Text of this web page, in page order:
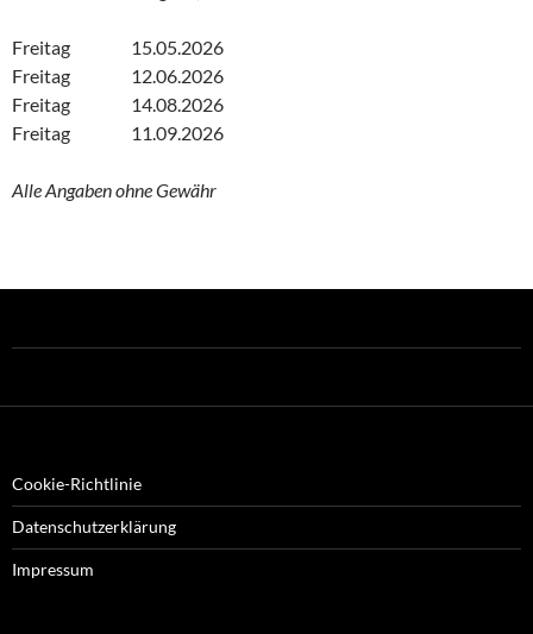
Freitag 15.05.2026
Freitag 12.06.2026
Freitag 14.08.2026
Freitag 11.09.2026
Alle Angaben ohne Gewähr
Cookie-Richtlinie
Datenschutzerklärung
Impressum